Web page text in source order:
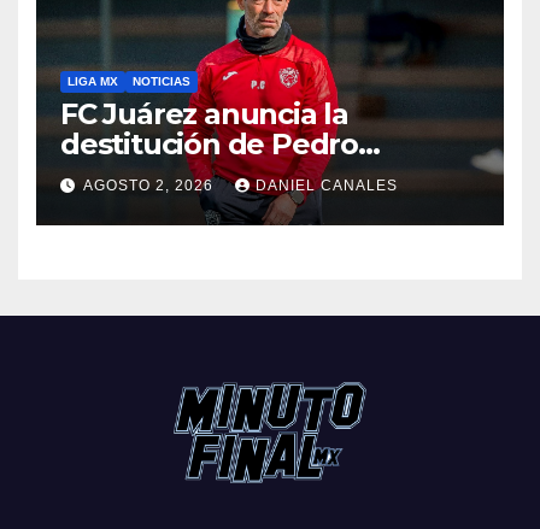
LIGA MX NOTICIAS
FC Juárez anuncia la
destitución de Pedro
Caixinha
AGOSTO 2, 2026 DANIEL CANALES